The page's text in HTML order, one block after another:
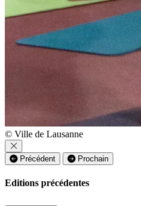
© Ville de Lausanne
Précédent Prochain
Editions précédentes